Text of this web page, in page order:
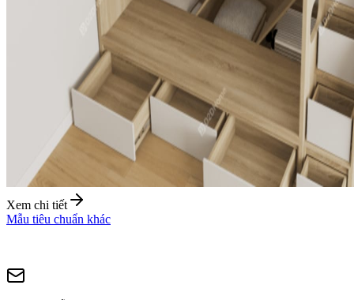
Xem chi tiết
Mẫu tiêu chuẩn khác